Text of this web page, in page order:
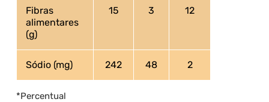
Fibras
alimentares
(g)
15 3 12
Sódio (mg) 242 48 2
*Percentual